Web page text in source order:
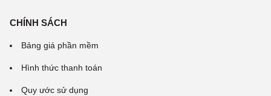
CHÍNH SÁCH
Bảng giá phần mềm
Hình thức thanh toán
Quy ước sử dụng